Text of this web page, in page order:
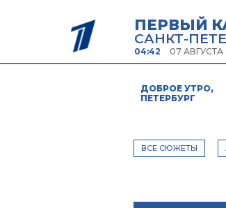
ПЕРВЫЙ
САНКТ-
04:42 07
ДОБРОЕ УТРО,
ПЕТЕРБУРГ
ВСЕ СЮЖЕТЫ